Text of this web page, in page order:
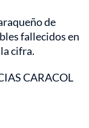
de
fallecidos en
cifra.
CARACOL